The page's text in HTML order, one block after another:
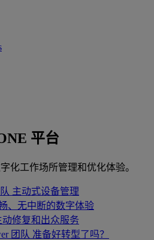
平台
化工作场所管理和优化体验。
主动式设备管理
、无中断的数字体验
动修复和出众服务
团队 准备好转型了吗？